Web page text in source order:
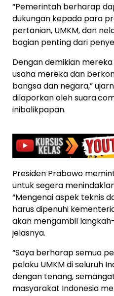
“Pemerintah berharap
dukungan kepada para
pertanian, UMKM, dan
bagian penting dari
Dengan demikian
usaha mereka dan
bangsa dan negara,”
dilaporkan oleh
inibalikpapan.
Presiden Prabowo
untuk segera
“Mengenai aspek teknis
harus dipenuhi
akan mengambil
jelasnya.
“Saya berharap semua
pelaku UMKM di seluruh
dengan tenang,
masyarakat Indonesia